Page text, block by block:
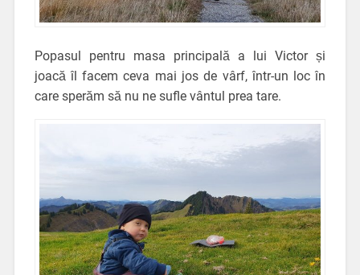
Popasul pentru masa principală a lui Victor și
joacă îl facem ceva mai jos de vârf, într-un loc în
care sperăm să nu ne sufle vântul prea tare.